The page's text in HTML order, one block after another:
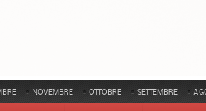
NOVEMBRE OTTOBRE SETTEMBRE